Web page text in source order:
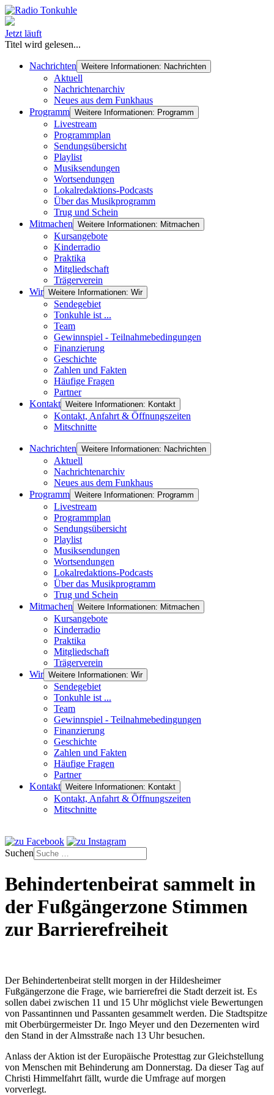
Jetzt läuft
Titel wird gelesen...
Nachrichten Weitere Informationen: Nachrichten
Aktuell
Nachrichtenarchiv
Neues aus dem Funkhaus
Programm Weitere Informationen: Programm
Livestream
Programmplan
Sendungsübersicht
Playlist
Musiksendungen
Wortsendungen
Lokalredaktions-Podcasts
Über das Musikprogramm
Trug und Schein
Mitmachen Weitere Informationen: Mitmachen
Kursangebote
Kinderradio
Praktika
Mitgliedschaft
Trägerverein
Wir Weitere Informationen: Wir
Sendegebiet
Tonkuhle ist ...
Team
Gewinnspiel - Teilnahmebedingungen
Finanzierung
Geschichte
Zahlen und Fakten
Häufige Fragen
Partner
Kontakt Weitere Informationen: Kontakt
Kontakt, Anfahrt & Öffnungszeiten
Mitschnitte
Nachrichten Weitere Informationen: Nachrichten
Aktuell
Nachrichtenarchiv
Neues aus dem Funkhaus
Programm Weitere Informationen: Programm
Livestream
Programmplan
Sendungsübersicht
Playlist
Musiksendungen
Wortsendungen
Lokalredaktions-Podcasts
Über das Musikprogramm
Trug und Schein
Mitmachen Weitere Informationen: Mitmachen
Kursangebote
Kinderradio
Praktika
Mitgliedschaft
Trägerverein
Wir Weitere Informationen: Wir
Sendegebiet
Tonkuhle ist ...
Team
Gewinnspiel - Teilnahmebedingungen
Finanzierung
Geschichte
Zahlen und Fakten
Häufige Fragen
Partner
Kontakt Weitere Informationen: Kontakt
Kontakt, Anfahrt & Öffnungszeiten
Mitschnitte
Suchen
Behindertenbeirat sammelt in
der Fußgängerzone Stimmen
zur Barrierefreiheit
Der Behindertenbeirat stellt morgen in der Hildesheimer
Fußgängerzone die Frage, wie barrierefrei die Stadt derzeit ist. Es
sollen dabei zwischen 11 und 15 Uhr möglichst viele Bewertungen
von Passantinnen und Passanten gesammelt werden. Die Stadtspitze
mit Oberbürgermeister Dr. Ingo Meyer und den Dezernenten wird
den Stand in der Almsstraße nach 13 Uhr besuchen.
Anlass der Aktion ist der Europäische Protesttag zur Gleichstellung
von Menschen mit Behinderung am Donnerstag. Da dieser Tag auf
Christi Himmelfahrt fällt, wurde die Umfrage auf morgen
vorverlegt.